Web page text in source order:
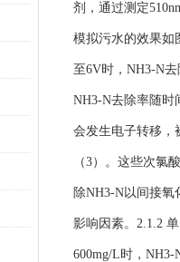
剂，通过测定
模拟污水的效果如
至6V时，NH3-N
NH3-N去除率随时
会发生电子转移，
（3）。这些次氯
除NH3-N以间接
影响因素。2.1.2
600mg/L时，NH3-